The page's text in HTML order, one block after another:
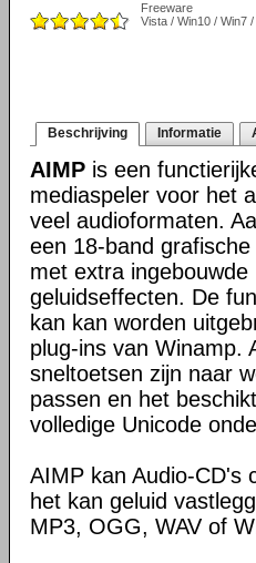
Freeware
Vista / Win10 / Win7
Beschrijving Informatie
AIMP is een
mediaspeler voor het
veel audioformaten.
een 18-band
met extra ingebouwde
geluidseffecten. De
kan kan worden
plug-ins van Winamp.
sneltoetsen zijn naar
passen en het
volledige Unicode
AIMP kan Audio-CD's
het kan geluid
MP3, OGG, WAV of